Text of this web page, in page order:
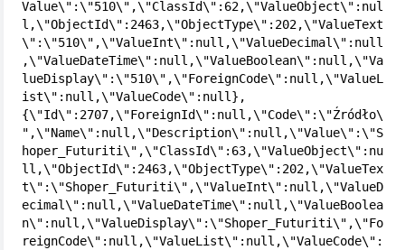
Value\":\"510\",\"ClassId\":62,\"ValueObject\":nul
l,\"ObjectId\":2463,\"ObjectType\":202,\"ValueText
\":\"510\",\"ValueInt\":null,\"ValueDecimal\":null
,\"ValueDateTime\":null,\"ValueBoolean\":null,\"Va
lueDisplay\":\"510\",\"ForeignCode\":null,\"ValueL
ist\":null,\"ValueCode\":null},
{\"Id\":2707,\"ForeignId\":null,\"Code\":\"Źródło\
",\"Name\":null,\"Description\":null,\"Value\":\"S
hoper_Futuriti\",\"ClassId\":63,\"ValueObject\":nu
ll,\"ObjectId\":2463,\"ObjectType\":202,\"ValueTex
t\":\"Shoper_Futuriti\",\"ValueInt\":null,\"ValueD
ecimal\":null,\"ValueDateTime\":null,\"ValueBoolea
n\":null,\"ValueDisplay\":\"Shoper_Futuriti\",\"Fo
reignCode\":null,\"ValueList\":null,\"ValueCode\":